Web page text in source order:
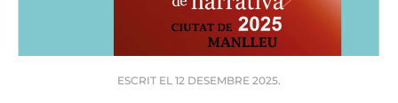
ESCRIT EL 12 DESEMBRE 2025.